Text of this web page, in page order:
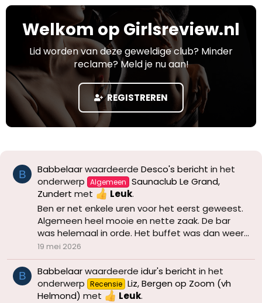
Welkom op Girlsreview.nl
Lid worden van deze geweldige club? Minder
reclame? Meld je nu aan!
REGISTREREN
B Babbelaarwaardeerde Desco's bericht in het
onderwerp Algemeen
Saunaclub Le Grand,
Zundert met Leuk.
Ben er net enkele uren voor het eerst geweest.
Algemeen heel mooie en nette zaak. De bar
was helemaal in orde. Het buffet was dan weer...
19 mei 2026
B Babbelaarwaardeerde idur's bericht in het
onderwerp Recensie Liz, Bergen op Zoom (vh
Helmond) met Leuk.